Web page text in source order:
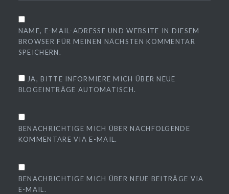
NAME, E-MAIL-ADRESSE UND WEBSITE IN DIESEM
BROWSER FÜR MEINEN NÄCHSTEN KOMMENTAR
SPEICHERN.
JA, BITTE INFORMIERE MICH ÜBER NEUE
BLOGEINTRÄGE AUTOMATISCH.
BENACHRICHTIGE MICH ÜBER NACHFOLGENDE
KOMMENTARE VIA E-MAIL.
BENACHRICHTIGE MICH ÜBER NEUE BEITRÄGE VIA
E-MAIL.